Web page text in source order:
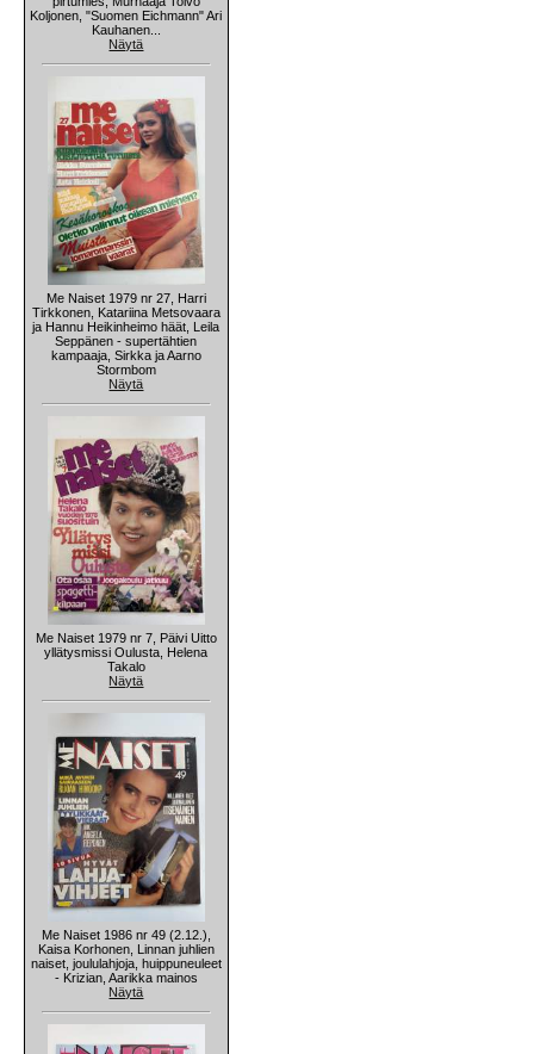
Koljonen, "Suomen Eichmann" Ari
Kauhanen...
Näytä
Me Naiset 1979 nr 27, Harri
Tirkkonen, Katariina Metsovaara
ja Hannu Heikinheimo häät, Leila
Seppänen - supertähtien
kampaaja, Sirkka ja Aarno
Stormbom
Näytä
Me Naiset 1979 nr 7, Päivi Uitto
yllätysmissi Oulusta, Helena
Takalo
Näytä
Me Naiset 1986 nr 49 (2.12.),
Kaisa Korhonen, Linnan juhlien
naiset, joululahjoja, huippuneuleet
- Krizian, Aarikka mainos
Näytä